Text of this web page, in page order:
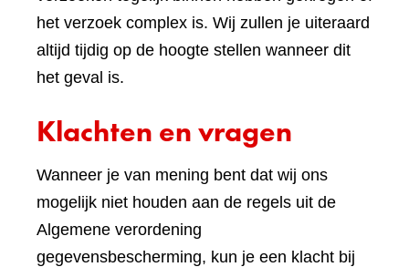
het verzoek complex is. Wij zullen je uiteraard
altijd tijdig op de hoogte stellen wanneer dit
het geval is.
Klachten en vragen
Wanneer je van mening bent dat wij ons
mogelijk niet houden aan de regels uit de
Algemene verordening
gegevensbescherming, kun je een klacht bij